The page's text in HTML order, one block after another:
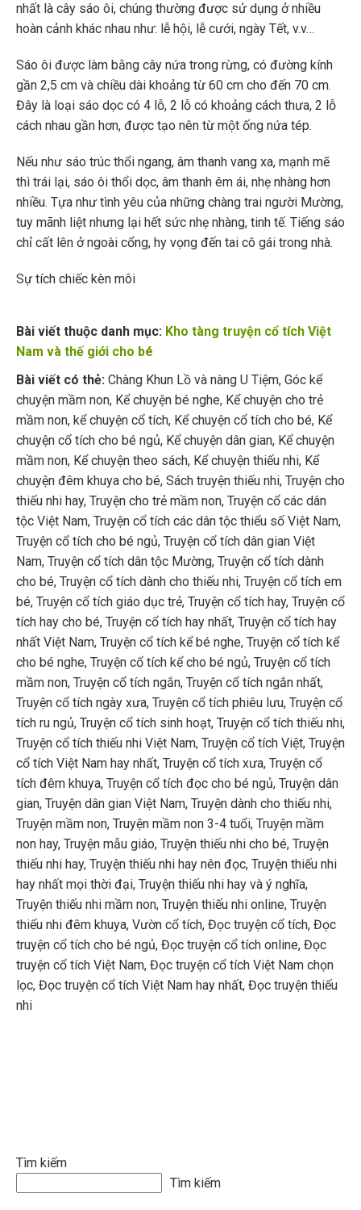
nhất là cây sáo ôi, chúng thường được sử dụng ở nhiều
hoàn cảnh khác nhau như: lễ hội, lễ cưới, ngày Tết, v.v…
Sáo ôi được làm bằng cây nứa trong rừng, có đường kính
gần 2,5 cm và chiều dài khoảng từ 60 cm cho đến 70 cm.
Đây là loại sáo dọc có 4 lỗ, 2 lỗ có khoảng cách thưa, 2 lỗ
cách nhau gần hơn, được tạo nên từ một ống nứa tép.
Nếu như sáo trúc thổi ngang, âm thanh vang xa, mạnh mẽ
thì trái lại, sáo ôi thổi dọc, âm thanh êm ái, nhẹ nhàng hơn
nhiều. Tựa như tình yêu của những chàng trai người Mường,
tuy mãnh liệt nhưng lại hết sức nhẹ nhàng, tinh tế. Tiếng sáo
chỉ cất lên ở ngoài cổng, hy vọng đến tai cô gái trong nhà.
Sự tích chiếc kèn môi
Bài viết thuộc danh mục: Kho tàng truyện cổ tích Việt
Nam và thế giới cho bé
Bài viết có thẻ: Chàng Khun Lồ và nàng U Tiệm, Góc kể
chuyện mầm non, Kể chuyện bé nghe, Kể chuyện cho trẻ
mầm non, kể chuyện cổ tích, Kể chuyện cổ tích cho bé, Kể
chuyện cổ tích cho bé ngủ, Kể chuyện dân gian, Kể chuyện
mầm non, Kể chuyện theo sách, Kể chuyện thiếu nhi, Kể
chuyện đêm khuya cho bé, Sách truyện thiếu nhi, Truyện cho
thiếu nhi hay, Truyện cho trẻ mầm non, Truyện cổ các dân
tộc Việt Nam, Truyện cổ tích các dân tộc thiểu số Việt Nam,
Truyện cổ tích cho bé ngủ, Truyện cổ tích dân gian Việt
Nam, Truyện cổ tích dân tộc Mường, Truyện cổ tích dành
cho bé, Truyện cổ tích dành cho thiếu nhi, Truyện cổ tích em
bé, Truyện cổ tích giáo dục trẻ, Truyện cổ tích hay, Truyện cổ
tích hay cho bé, Truyện cổ tích hay nhất, Truyện cổ tích hay
nhất Việt Nam, Truyện cổ tích kể bé nghe, Truyện cổ tích kể
cho bé nghe, Truyện cổ tích kể cho bé ngủ, Truyện cổ tích
mầm non, Truyện cổ tích ngắn, Truyện cổ tích ngắn nhất,
Truyện cổ tích ngày xưa, Truyện cổ tích phiêu lưu, Truyện cổ
tích ru ngủ, Truyện cổ tích sinh hoạt, Truyện cổ tích thiếu nhi,
Truyện cổ tích thiếu nhi Việt Nam, Truyện cổ tích Việt, Truyện
cổ tích Việt Nam hay nhất, Truyện cổ tích xưa, Truyện cổ
tích đêm khuya, Truyện cổ tích đọc cho bé ngủ, Truyện dân
gian, Truyện dân gian Việt Nam, Truyện dành cho thiếu nhi,
Truyện mầm non, Truyện mầm non 3-4 tuổi, Truyện mầm
non hay, Truyện mẫu giáo, Truyện thiếu nhi cho bé, Truyện
thiếu nhi hay, Truyện thiếu nhi hay nên đọc, Truyện thiếu nhi
hay nhất mọi thời đại, Truyện thiếu nhi hay và ý nghĩa,
Truyện thiếu nhi mầm non, Truyện thiếu nhi online, Truyện
thiếu nhi đêm khuya, Vườn cổ tích, Đọc truyện cổ tích, Đọc
truyện cổ tích cho bé ngủ, Đọc truyện cổ tích online, Đọc
truyện cổ tích Việt Nam, Đọc truyện cổ tích Việt Nam chọn
lọc, Đọc truyện cổ tích Việt Nam hay nhất, Đọc truyện thiếu
nhi
Tìm kiếm
Tìm kiếm